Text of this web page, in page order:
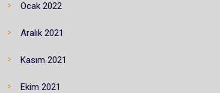
Ocak 2022
Aralık 2021
Kasım 2021
Ekim 2021